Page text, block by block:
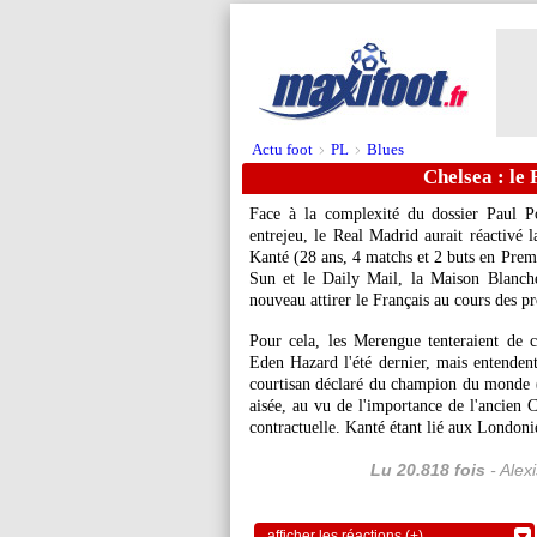
Actu foot > PL > Blues
Chelsea : le
Face à la complexité du dossier Paul
entrejeu, le Real Madrid aurait réactivé
Kanté (28 ans, 4 matchs et 2 buts en
Sun et le Daily Mail, la Maison
nouveau attirer le Français au cours des
Pour cela, les Merengue tenteraient de
Eden Hazard l'été dernier, mais
courtisan déclaré du champion du monde
aisée, au vu de l'importance de l'ancien
contractuelle. Kanté étant lié aux
Lu 20.818 fois -